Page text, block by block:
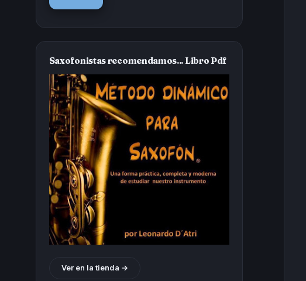
Saxofonistas recomendamos... Libro Pdf
Ver en la tienda →